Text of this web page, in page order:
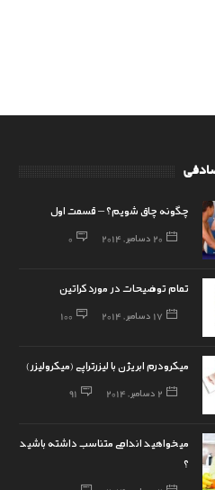
چگونه چاق شویم؟ – قسمت اول
20 دسامبر, 2014 0
تمام توضیحات در مورد کراتین
17 دسامبر, 2014 100
میکرودرم ابریژن با لیزرتراپی (میکرولیزر)
2 دسامبر, 2014 91
میخواهید اندامی متناسب داشته باشید
؟